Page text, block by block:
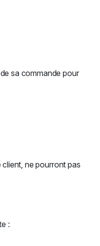
sa commande pour
ne pourront pas
: